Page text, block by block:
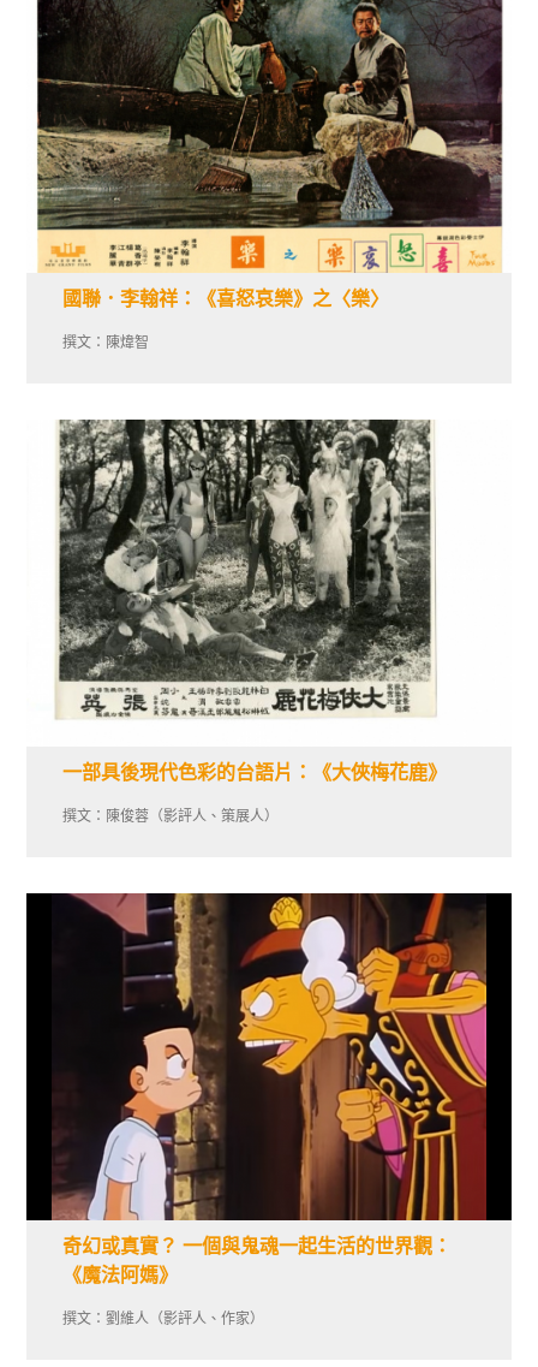
國聯．李翰祥：《喜怒哀樂》之〈樂〉
撰文：陳煒智
一部具後現代色彩的台語片：《大俠梅花鹿》
撰文：陳俊蓉（影評人、策展人）
奇幻或真實？ 一個與鬼魂一起生活的世界觀：
《魔法阿媽》
撰文：劉維人（影評人、作家）